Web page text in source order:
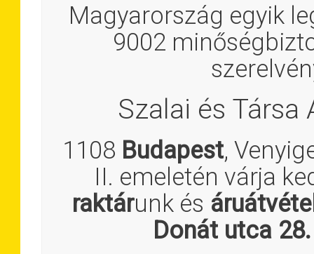
Magyarország egyik
9002
Szalai és
1108 Budapest,
II. emeletén várja
raktárunk és
Donát utca 28.